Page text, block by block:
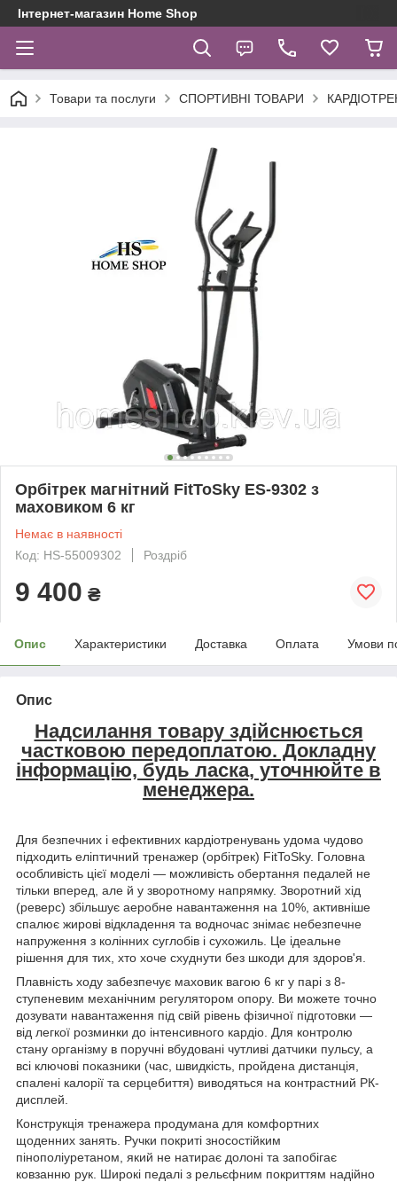
Інтернет-магазин Home Shop
Товари та послуги СПОРТИВНІ ТОВАРИ
Орбітрек магнітний FitToSky ES-9302 з
маховиком 6 кг
Немає в наявності
Код: HS-55009302
Роздріб
9 400 ₴
Опис Характеристики Доставка Оплата Умови
Опис
Надсилання товару здійснюється
частковою передоплатою. Докладну
інформацію, будь ласка, уточнюйте в
менеджера.
Для безпечних і ефективних кардіотренувань удома чудово
підходить еліптичний тренажер (орбітрек) FitToSky. Головна
особливість цієї моделі — можливість обертання педалей не
тільки вперед, але й у зворотному напрямку. Зворотний хід
(реверс) збільшує аеробне навантаження на 10%, активніше
спалює жирові відкладення та водночас знімає небезпечне
напруження з колінних суглобів і сухожиль. Це ідеальне
рішення для тих, хто хоче схуднути без шкоди для здоров'я.
Плавність ходу забезпечує маховик вагою 6 кг у парі з 8-
ступеневим механічним регулятором опору. Ви можете точно
дозувати навантаження під свій рівень фізичної підготовки —
від легкої розминки до інтенсивного кардіо. Для контролю
стану організму в поручні вбудовані чутливі датчики пульсу, а
всі ключові показники (час, швидкість, пройдена дистанція,
спалені калорії та серцебиття) виводяться на контрастний РК-
дисплей.
Конструкція тренажера продумана для комфортних
щоденних занять. Ручки покриті зносостійким
пінополіуретаном, який не натирає долоні та запобігає
ковзанню рук. Широкі педалі з рельєфним покриттям надійно